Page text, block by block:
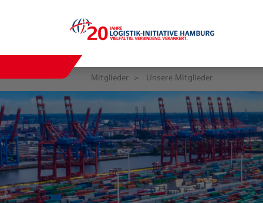
Mitglieder Unsere Mitglieder